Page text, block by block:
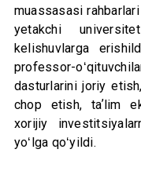
muassasasi
yetakchi
kelishuvlarga
professor-
dasturlarini joriy
chop etish, taʼlim
xorijiy
yoʻlga qoʻyildi.